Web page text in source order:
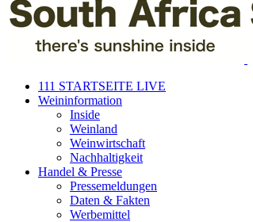
111 STARTSEITE LIVE
Weininformation
Inside
Weinland
Weinwirtschaft
Nachhaltigkeit
Handel & Presse
Pressemeldungen
Daten & Fakten
Werbemittel